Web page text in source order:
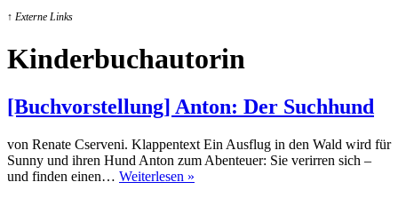
↑ Externe Links
Kinderbuchautorin
[Buchvorstellung] Anton: Der Suchhund
von Renate Cserveni. Klappentext Ein Ausflug in den Wald wird für
Sunny und ihren Hund Anton zum Abenteuer: Sie verirren sich –
und finden einen… Weiterlesen »